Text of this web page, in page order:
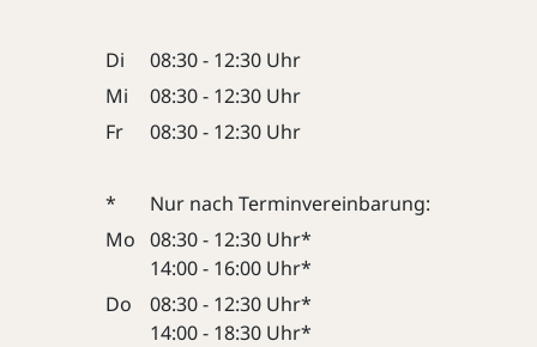
Di
08:30 - 12:30 Uhr
Mi
08:30 - 12:30 Uhr
Fr
08:30 - 12:30 Uhr
*
Nur nach Terminvereinbarung:
Mo 08:30 - 12:30 Uhr*
14:00 - 16:00 Uhr*
Do
08:30 - 12:30 Uhr*
14:00 - 18:30 Uhr*